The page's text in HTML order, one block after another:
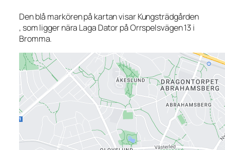
Den blå markören på kartan visar Kungsträdgården
, som ligger nära Laga Dator på Orrspelsvägen 13 i
Bromma.